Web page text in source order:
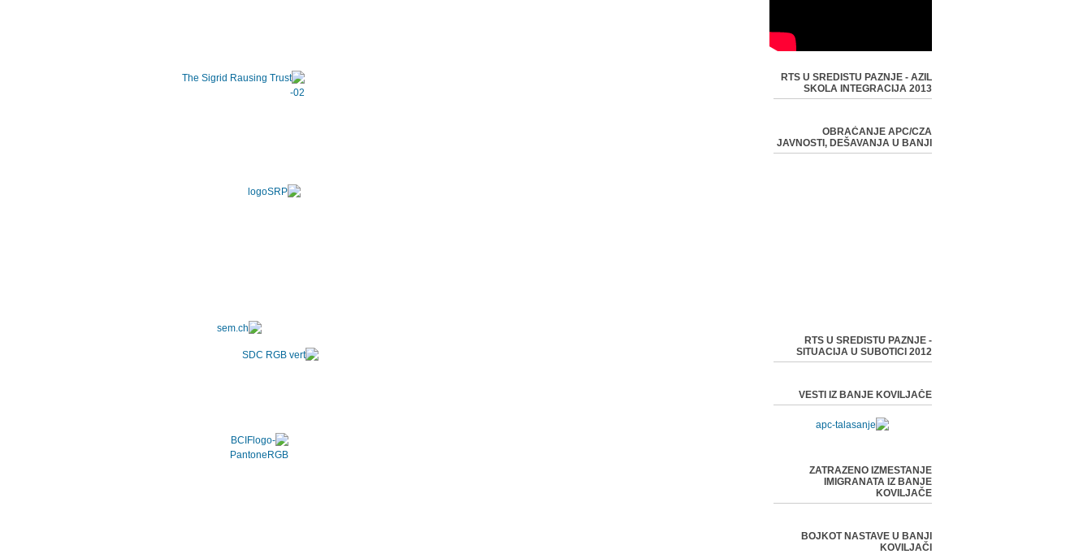
RTS U SREDISTU PAZNJE - AZIL
SKOLA INTEGRACIJA 2013
OBRAĆANJE APC/CZA
JAVNOSTI, DEŠAVANJA U BANJI
RTS U SREDISTU PAZNJE -
SITUACIJA U SUBOTICI 2012
VESTI IZ BANJE KOVILJAČE
ZATRAZENO IZMESTANJE
IMIGRANATA IZ BANJE
KOVILJAČE
BOJKOT NASTAVE U BANJI
KOVILJAČI